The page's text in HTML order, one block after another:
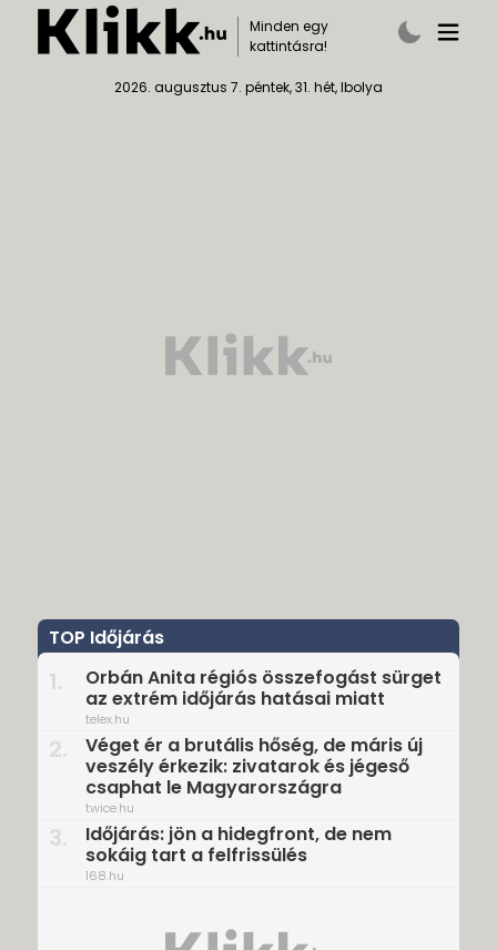
Minden egy
kattintásra!
2026. augusztus 7. péntek, 31. hét, Ibolya
TOP Időjárás
1.
Orbán Anita régiós összefogást sürget
az extrém időjárás hatásai miatt
telex.hu
2.
Véget ér a brutális hőség, de máris új
veszély érkezik: zivatarok és jégeső
csaphat le Magyarországra
twice.hu
3.
Időjárás: jön a hidegfront, de nem
sokáig tart a felfrissülés
168.hu